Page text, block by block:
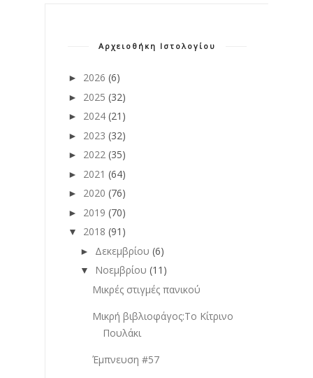
Αρχειοθήκη Ιστολογίου
► 2026 (6)
► 2025 (32)
► 2024 (21)
► 2023 (32)
► 2022 (35)
► 2021 (64)
► 2020 (76)
► 2019 (70)
▼ 2018 (91)
► Δεκεμβρίου (6)
▼ Νοεμβρίου (11)
Μικρές στιγμές πανικού
Μικρή βιβλιοφάγος:Το Κίτρινο
Πουλάκι
Έμπνευση #57